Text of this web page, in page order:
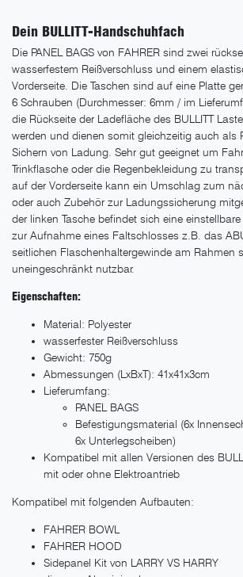
Dein BULLITT-Handschuhfach
Die PANEL BAGS von FAHRER sind zwei
wasserfestem Reißverschluss und einem
Vorderseite. Die Taschen sind auf eine Platte
6 Schrauben (Durchmesser: 6mm / im
die Rückseite der Ladefläche des BULLITT
werden und dienen somit gleichzeitig auch als
Sichern von Ladung. Sehr gut geeignet um
Trinkflasche oder die Regenbekleidung zu
auf der Vorderseite kann ein Umschlag zum
oder auch Zubehör zur Ladungssicherung
der linken Tasche befindet sich eine
zur Aufnahme eines Faltschlosses z.B. das
seitlichen Flaschenhaltergewinde am Rahmen
uneingeschränkt nutzbar.
Eigenschaften:
Material: Polyester
wasserfester Reißverschluss
Gewicht: 750g
Abmessungen (LxBxT): 41x41x3cm
Lieferumfang:
PANEL BAGS
Befestigungsmaterial (6x
6x Unterlegscheiben)
Kompatibel mit allen Versionen des
mit oder ohne Elektroantrieb
Kompatibel mit folgenden Aufbauten:
FAHRER BOWL
FAHRER HOOD
Sidepanel Kit von LARRY VS HARRY